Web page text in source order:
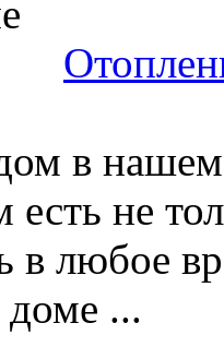
в нашем
не
в любое
...